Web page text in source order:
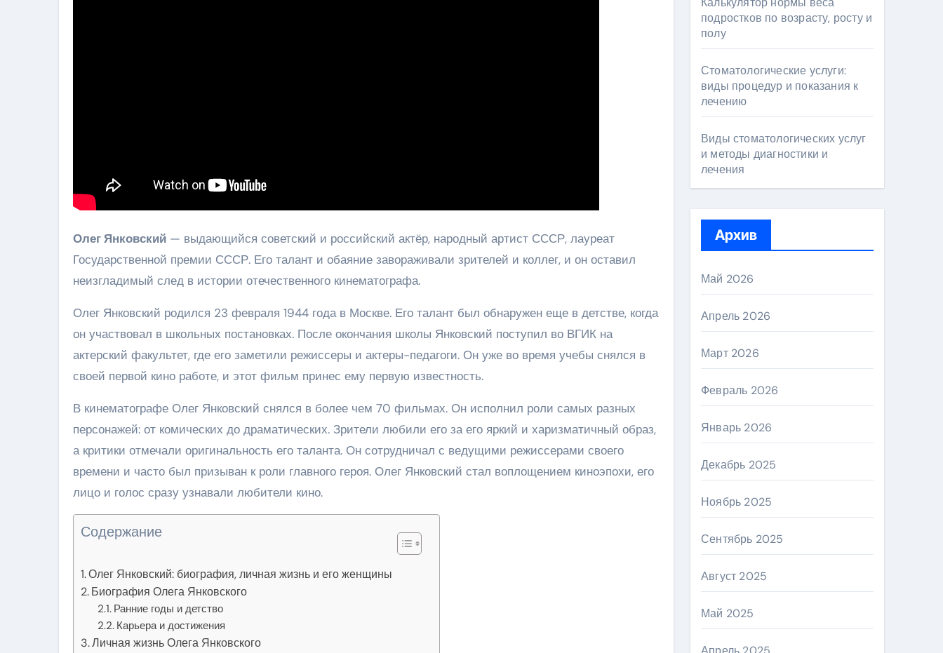
Олег Янковский — выдающийся советский и российский актёр, народный артист СССР, лауреат
Государственной премии СССР. Его талант и обаяние завораживали зрителей и коллег, и он оставил
неизгладимый след в истории отечественного кинематографа.
Олег Янковский родился 23 февраля 1944 года в Москве. Его талант был обнаружен еще в детстве, когда
он участвовал в школьных постановках. После окончания школы Янковский поступил во ВГИК на
актерский факультет, где его заметили режиссеры и актеры-педагоги. Он уже во время учебы снялся в
своей первой кино работе, и этот фильм принес ему первую известность.
В кинематографе Олег Янковский снялся в более чем 70 фильмах. Он исполнил роли самых разных
персонажей: от комических до драматических. Зрители любили его за его яркий и харизматичный образ,
а критики отмечали оригинальность его таланта. Он сотрудничал с ведущими режиссерами своего
времени и часто был призыван к роли главного героя. Олег Янковский стал воплощением киноэпохи, его
лицо и голос сразу узнавали любители кино.
Содержание
Олег Янковский: биография, личная жизнь и его женщины
Биография Олега Янковского
Ранние годы и детство
Карьера и достижения
Личная жизнь Олега Янковского
подростков по возрасту, росту и
полу
Стоматологические услуги:
виды процедур и показания к
лечению
Виды стоматологических услуг
и методы диагностики и
лечения
Архив
Май 2026
Апрель 2026
Март 2026
Февраль 2026
Январь 2026
Декабрь 2025
Ноябрь 2025
Сентябрь 2025
Август 2025
Май 2025